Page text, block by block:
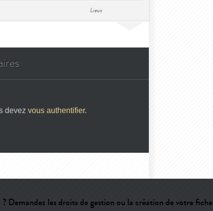
Lieux
devez vous authentifier.
Demandez les droits de gestion ou la création de votre fiche